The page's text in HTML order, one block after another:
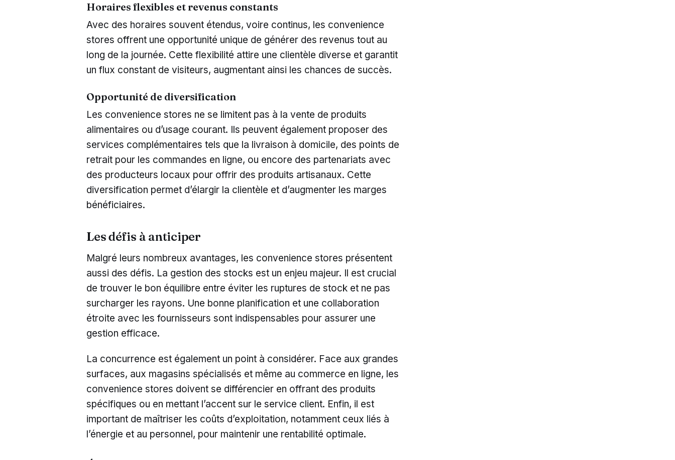
Horaires flexibles et revenus constants
Avec des horaires souvent étendus, voire continus, les convenience
stores offrent une opportunité unique de générer des revenus tout au
long de la journée. Cette flexibilité attire une clientèle diverse et garantit
un flux constant de visiteurs, augmentant ainsi les chances de succès.
Opportunité de diversification
Les convenience stores ne se limitent pas à la vente de produits
alimentaires ou d’usage courant. Ils peuvent également proposer des
services complémentaires tels que la livraison à domicile, des points de
retrait pour les commandes en ligne, ou encore des partenariats avec
des producteurs locaux pour offrir des produits artisanaux. Cette
diversification permet d’élargir la clientèle et d’augmenter les marges
bénéficiaires.
Les défis à anticiper
Malgré leurs nombreux avantages, les convenience stores présentent
aussi des défis. La gestion des stocks est un enjeu majeur. Il est crucial
de trouver le bon équilibre entre éviter les ruptures de stock et ne pas
surcharger les rayons. Une bonne planification et une collaboration
étroite avec les fournisseurs sont indispensables pour assurer une
gestion efficace.
La concurrence est également un point à considérer. Face aux grandes
surfaces, aux magasins spécialisés et même au commerce en ligne, les
convenience stores doivent se différencier en offrant des produits
spécifiques ou en mettant l’accent sur le service client. Enfin, il est
important de maîtriser les coûts d’exploitation, notamment ceux liés à
l’énergie et au personnel, pour maintenir une rentabilité optimale.